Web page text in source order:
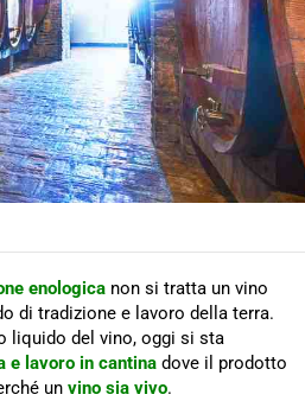
enologica non si tratta un vino
di tradizione e lavoro della terra.
liquido del vino, oggi si sta
e lavoro in cantina dove il prodotto
un vino sia vivo.